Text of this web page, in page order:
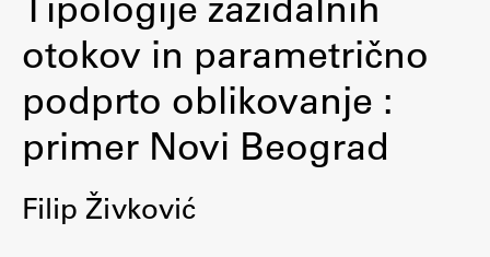
Fakulteta
O fakulteti
Organiziranost
otokov in parametrično
podprto oblikovanje :
primer Novi Beograd
Filip Živković